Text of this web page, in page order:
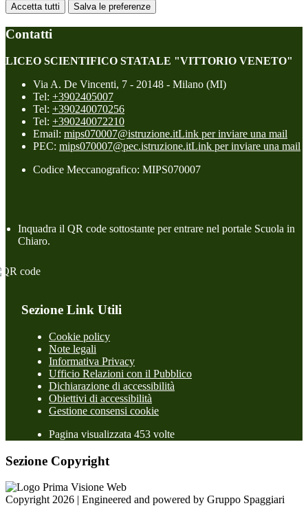
Accetta tutti Salva le preferenze
Contatti
LICEO SCIENTIFICO STATALE "VITTORIO VENETO"
Via A. De Vincenti, 7 - 20148 - Milano (MI)
Tel: +3902405007
Tel: +390240070256
Tel: +390240072210
Email: mips070007@istruzione.itLink per inviare una mail
PEC: mips070007@pec.istruzione.itLink per inviare una mail
Codice Meccanografico: MIPS070007
Inquadra il QR code sottostante per entrare nel portale Scuola in
Chiaro.
Sezione Link Utili
Cookie policy
Note legali
Informativa Privacy
Ufficio Relazioni con il Pubblico
Dichiarazione di accessibilità
Obiettivi di accessibilità
Gestione consensi cookie
Pagina visualizzata 453 volte
Sezione Copyright
Copyright 2026 | Engineered and powered by Gruppo Spaggiari